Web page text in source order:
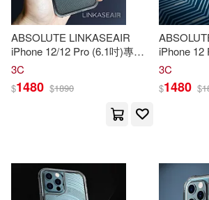
Falchle(70) Jurgen(70)
中華會計網校(70)
Christoph(69)
Thomas(63) Ayoujil(62)
說頻文化(420)
北京郵電大學出版社(415)
經濟管理出版社(398)
ABSOLUTE LINKASEAIR
iPhone 12/12 Pro (6.1吋)專用
電子蝕刻技術防摔抗變色抗菌
Pro專用
3C
$1480 $1890
iPhone 12
電子蝕刻
Pro Max
3C
$1480 $